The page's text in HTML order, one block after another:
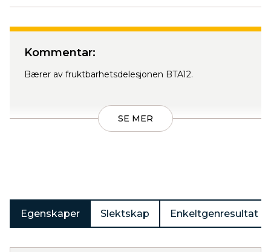
Produkter
Kommentar:
Bærer av fruktbarhetsdelesjonen BTA12.
SE MER
Egenskaper Slektskap Enkeltgenresultat